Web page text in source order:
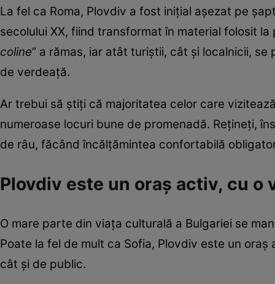
La fel ca Roma, Plovdiv a fost inițial așezat pe
secolului XX, fiind transformat în material folosit
coline” a rămas, iar atât turiștii, cât și localnicii,
de verdeață.
Ar trebui să știți că majoritatea celor care
numeroase locuri bune de promenadă. Rețineți,
de râu, făcând încălțămintea confortabilă
Plovdiv este un oraș activ, cu o
O mare parte din viața culturală a Bulgariei se
Poate la fel de mult ca Sofia, Plovdiv este un
cât și de public.